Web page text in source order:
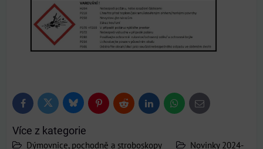
FacebookTwitter BlueskyPinterestReddit LinkedInWhatsApp
E-
mail
Více z kategorie
Dýmovnice, pochodně a stroboskopy
Novinky 2024-